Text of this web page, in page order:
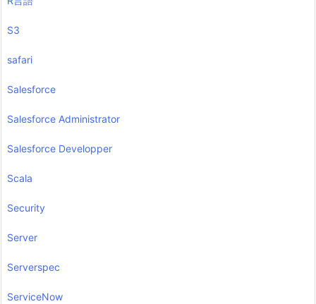
S3
safari
Salesforce
Salesforce Administrator
Salesforce Developper
Scala
Security
Server
Serverspec
ServiceNow